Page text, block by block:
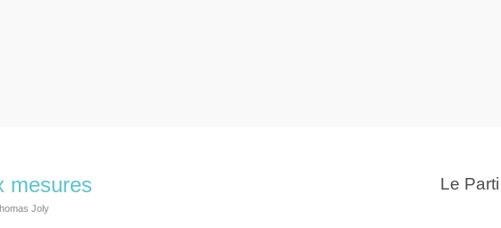
mesures
Joly
Le